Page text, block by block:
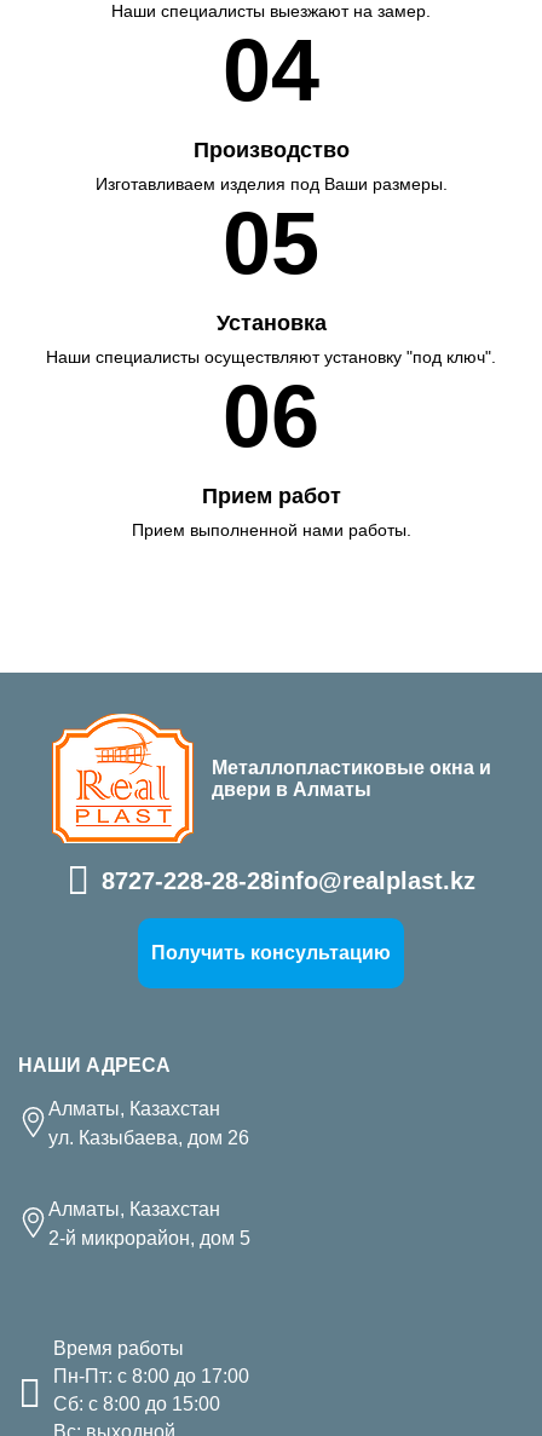
Наши специалисты выезжают на замер.
04
Производство
Изготавливаем изделия под Ваши размеры.
05
Установка
Наши специалисты осуществляют установку "под ключ".
06
Прием работ
Прием выполненной нами работы.
Металлопластиковые окна и
двери в Алматы
8727-228-28-28info@realplast.kz
Получить консультацию
НАШИ АДРЕСА
Алматы, Казахстан
ул. Казыбаева, дом 26
Алматы, Казахстан
2-й микрорайон, дом 5
Время работы
Пн-Пт: с 8:00 до 17:00
Сб: с 8:00 до 15:00
Вс: выходной